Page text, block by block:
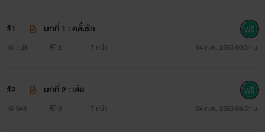
#1 บทที่ 1 : คลั่งรัก
1.2k 2 7 หน้า 04 ก.พ. 2565 00:51 น.
#2 บทที่ 2 : เสือ
643 0 7 หน้า 04 ก.พ. 2565 04:51 น.